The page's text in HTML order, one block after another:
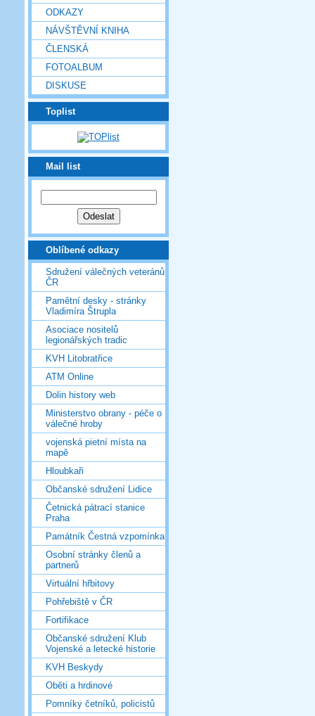
ODKAZY
NÁVŠTĚVNÍ KNIHA
ČLENSKÁ
FOTOALBUM
DISKUSE
Toplist
Mail list
Oblíbené odkazy
Sdružení válečných veteránů
ČR
Pamětní desky - stránky
Vladimíra Štrupla
Asociace nositelů
legionářských tradic
KVH Litobratřice
ATM Online
Dolin history web
Ministerstvo obrany - péče o
válečné hroby
vojenská pietní místa na
mapě
Hloubkaři
Občanské sdružení Lidice
Četnická pátrací stanice
Praha
Památník Čestná vzpomínka
Osobní stránky členů a
partnerů
Virtuální hřbitovy
Pohřebiště v ČR
Fortifikace
Občanské sdružení Klub
Vojenské a letecké historie
KVH Beskydy
Oběti a hrdinové
Pomníky četníků, policistů